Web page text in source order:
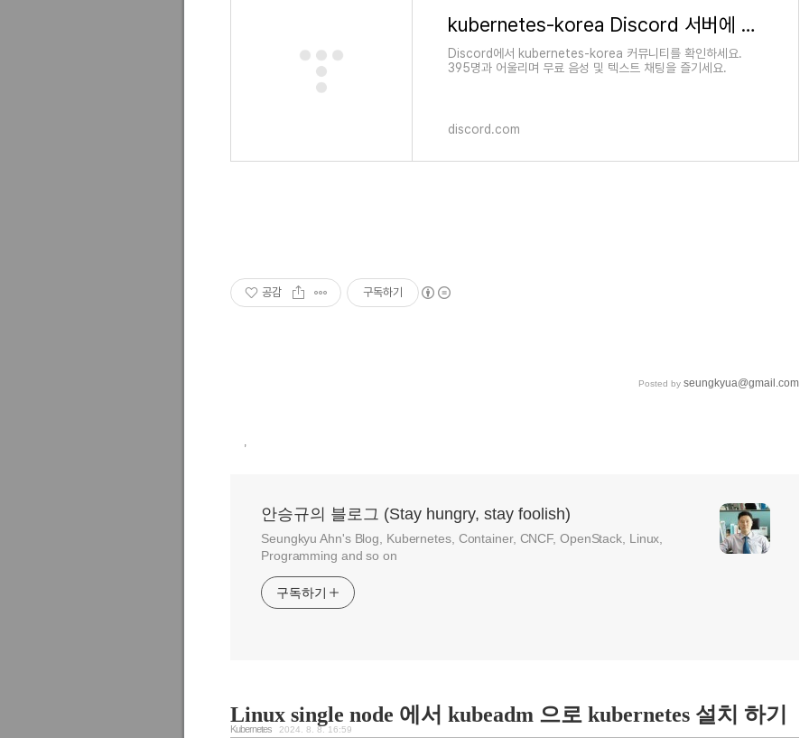
kubernetes-korea Discord 서버에 가입하세요!
Discord에서 kubernetes-korea 커뮤니티를 확인하세요.
395명과 어울리며 무료 음성 및 텍스트 채팅을 즐기세요.
discord.com
공감 구독하기
Posted by seungkyua@gmail.com
,
안승규의 블로그 (Stay hungry, stay foolish)
Seungkyu Ahn's Blog, Kubernetes, Container, CNCF, OpenStack, Linux,
Programming and so on
구독하기
Linux single node 에서 kubeadm 으로 kubernetes 설치 하기
Kubernetes 2024. 8. 8. 16:59